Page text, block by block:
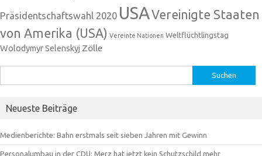
Präsidentschaftswahl 2020 USAVereinigte Staaten
von Amerika (USA) Vereinte Nationen Weltflüchtlingstag
Wolodymyr Selenskyj Zölle
nach:
Neueste Beiträge
Medienberichte: Bahn erstmals seit sieben Jahren mit Gewinn
Personalumbau in der CDU: Merz hat jetzt kein Schutzschild mehr